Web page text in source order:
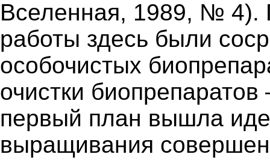
Вселенная, 1989, № 4).
работы здесь были
особочистых
очистки
первый план вышла
выращивания